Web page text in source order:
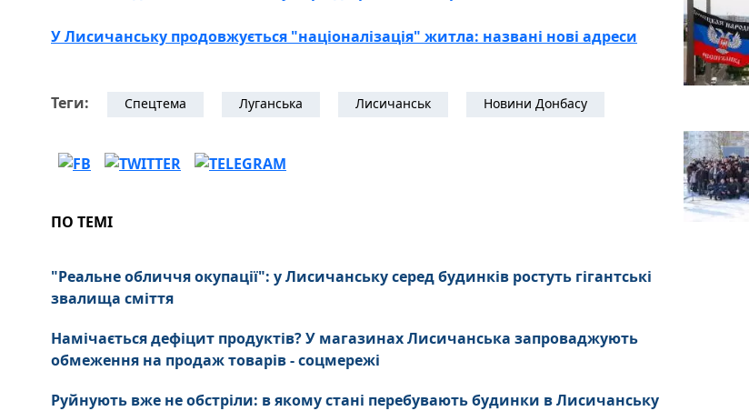
У Лисичанську продовжується "націоналізація" житла: названі нові адреси
Теги: Спецтема Луганська Лисичанськ Новини Донбасу
ПО ТЕМІ
"Реальне обличчя окупації": у Лисичанську серед будинків ростуть гігантські
звалища сміття
Намічається дефіцит продуктів? У магазинах Лисичанська запроваджують
обмеження на продаж товарів - соцмережі
Руйнують вже не обстріли: в якому стані перебувають будинки в Лисичанську